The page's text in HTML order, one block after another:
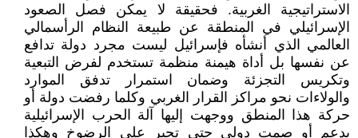
الاستراتيجية الغربية. فحقيقة لا يمكن فصل الصعود
الإسرائيلي في المنطقة عن طبيعة النظام الرأسمالي
العالمي الذي أنشأه فإسرائيل ليست مجرد دولة تدافع
عن نفسها بل أداة هيمنة منظمة تستخدم لفرض التبعية
وتكريس التجزئة وضمان استمرار تدفق الموارد
والولاءات نحو مراكز القرار الغربي وكلما رفضت دولة أو
حركة هذا المنطق ووجهت إليها آلة الحرب الإسرائيلية
بدعم أو صمت دولي حتى تجبر على الرضوخ وهكذا